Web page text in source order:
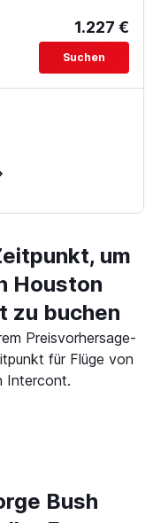
1.227 €
Suchen
um
Houston
zu buchen
Preisvorhersage-
für Flüge von
Intercont.
Bush